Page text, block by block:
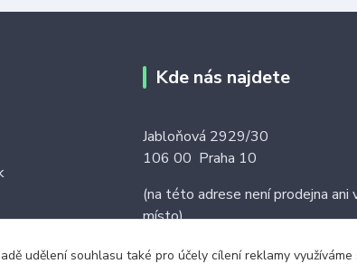
Kde nás najdete
Jabloňová 2929/30
106 00 Praha 10
(na této adrese není prodejna ani
místo)
udělení souhlasu také pro účely cílení reklamy